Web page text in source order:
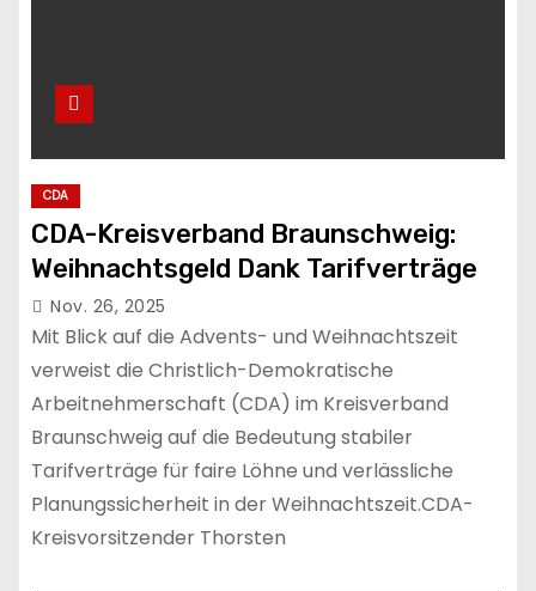
CDA
CDA-Kreisverband Braunschweig:
Weihnachtsgeld Dank Tarifverträge
Nov. 26, 2025
Mit Blick auf die Advents- und Weihnachtszeit
verweist die Christlich-Demokratische
Arbeitnehmerschaft (CDA) im Kreisverband
Braunschweig auf die Bedeutung stabiler
Tarifverträge für faire Löhne und verlässliche
Planungssicherheit in der Weihnachtszeit.CDA-
Kreisvorsitzender Thorsten